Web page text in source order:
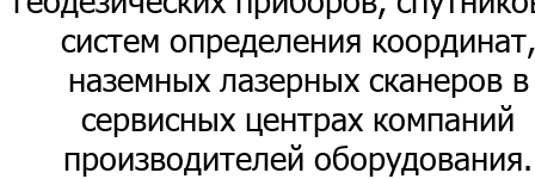
систем определения координат,
наземных лазерных сканеров в
сервисных центрах компаний
производителей оборудования.